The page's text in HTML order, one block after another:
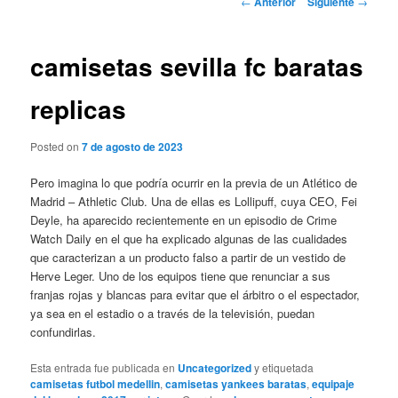
camisetas sevilla fc baratas
replicas
Posted on7 de agosto de 2023
Pero imagina lo que podría ocurrir en la previa de un Atlético de
Madrid – Athletic Club. Una de ellas es Lollipuff, cuya CEO, Fei
Deyle, ha aparecido recientemente en un episodio de Crime
Watch Daily en el que ha explicado algunas de las cualidades
que caracterizan a un producto falso a partir de un vestido de
Herve Leger. Uno de los equipos tiene que renunciar a sus
franjas rojas y blancas para evitar que el árbitro o el espectador,
ya sea en el estadio o a través de la televisión, puedan
confundirlas.
Esta entrada fue publicada en Uncategorizedy etiquetada
camisetas futbol medellin,camisetas yankees baratas,equipaje